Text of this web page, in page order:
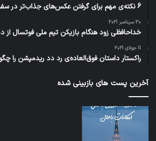
6 نکته‌ی مهم برای گرفتن عکس‌های جذاب‌تر در سفر
30 سپتامبر 2021
خداحافظی زود هنگام بازیکن تیم ملی فوتسال از
11 جولای 2021
راکستار داستان فوق‌العاده‌ی رد دد ریدمپشن را
آخرین پست های بازبینی شده